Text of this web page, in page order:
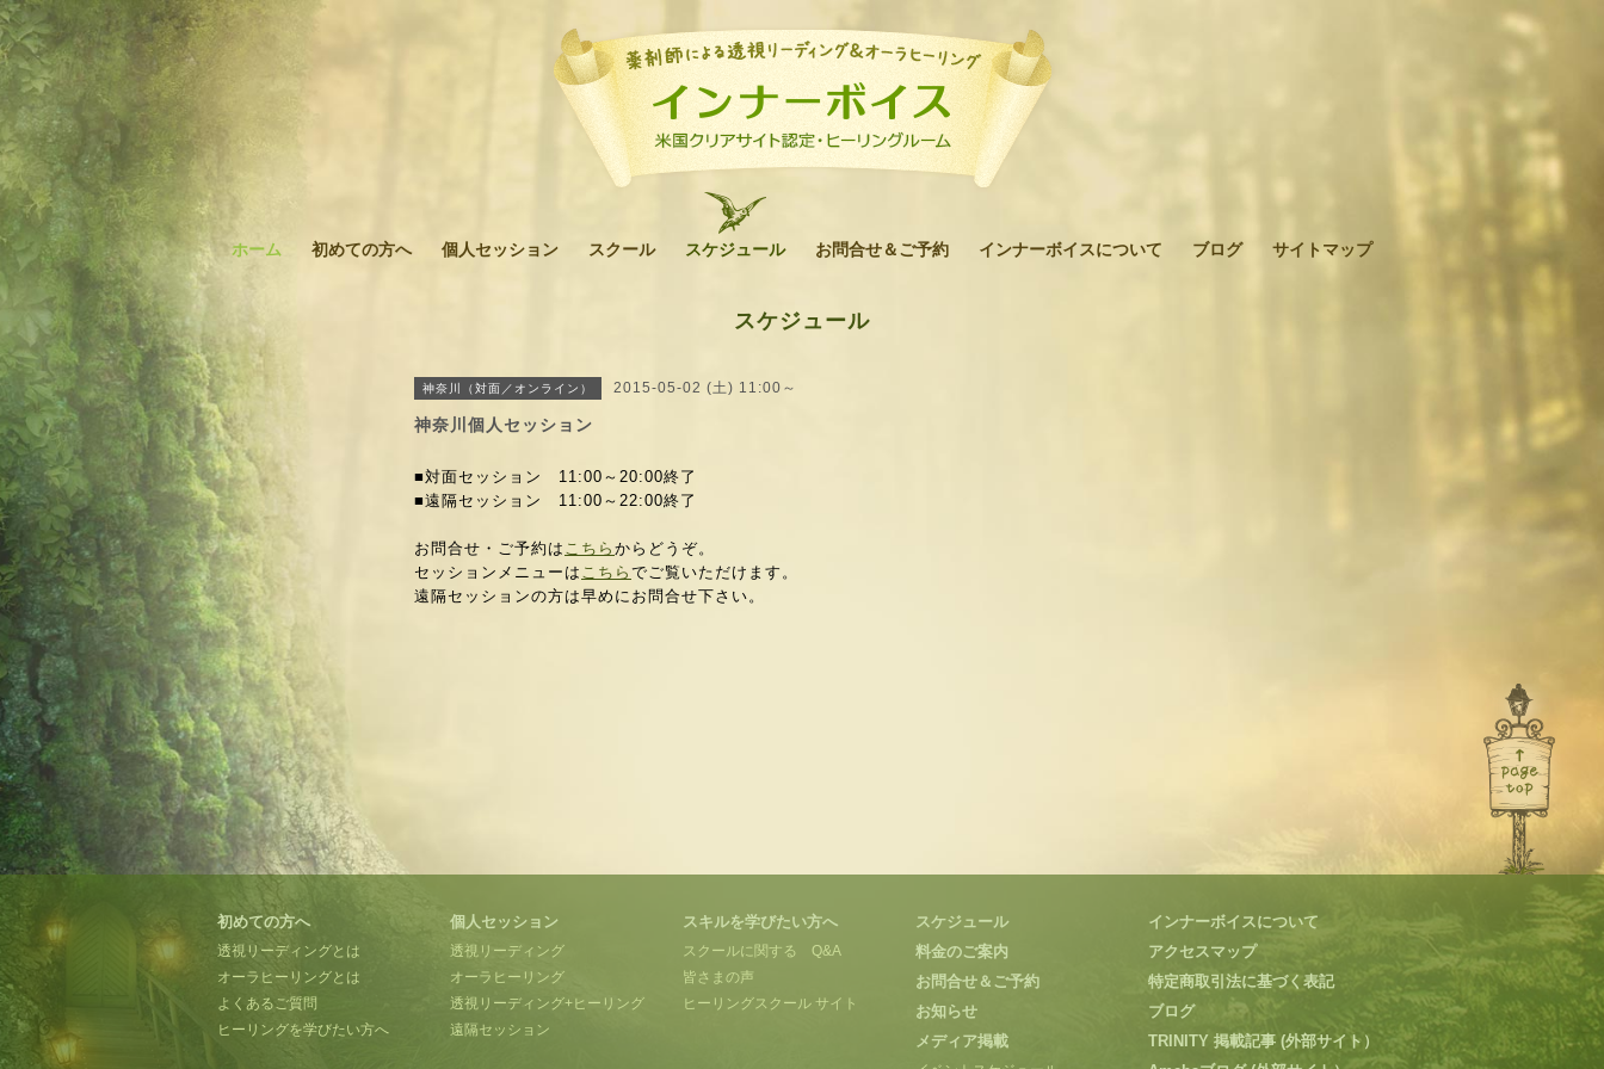
ホーム 初めての方へ 個人セッション スクール スケジュール お問合せ＆ご予約 インナーボイスについて ブログ サイトマップ
スケジュール
神奈川（対面／オンライン） 2015-05-02 (土) 11:00～
神奈川個人セッション
■対面セッション 11:00～20:00終了
■遠隔セッション 11:00～ 22:00終了
お問合せ・ご予約は こちら からどうぞ。
セッションメニューは こちら でご覧いただけます。
遠隔セッションの方は早めにお問合せ下さい。
初めての方へ
透視リーディングとは
オーラヒーリングとは
よくあるご質問
ヒーリングを学びたい方へ
個人セッション
透視リーディング
オーラヒーリング
透視リーディング+ヒーリング
遠隔セッション
スキルを学びたい方へ
スクールに関する Q&A
皆さまの声
ヒーリングスクール サイト
スケジュール
料金のご案内
お問合せ＆ご予約
お知らせ
メディア掲載
インナーボイスについて
アクセスマップ
特定商取引法に基づく表記
ブログ
TRINITY 掲載記事 (外部サイト）